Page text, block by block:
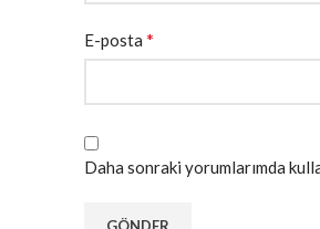
E-posta *
Daha sonraki yorumlarımda